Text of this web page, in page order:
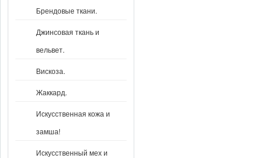
Брендовые ткани.
Джинсовая ткань и
вельвет.
Вискоза.
Жаккард.
Искусственная кожа и
замша!
Искусственный мех и